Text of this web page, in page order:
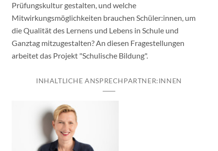
Prüfungskultur gestalten, und welche
Mitwirkungsmöglichkeiten brauchen Schüler:innen, um
die Qualität des Lernens und Lebens in Schule und
Ganztag mitzugestalten? An diesen Fragestellungen
arbeitet das Projekt "Schulische Bildung".
INHALTLICHE ANSPRECHPARTNER:INNEN